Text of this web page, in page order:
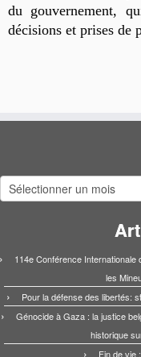
du gouvernement,
décisions et prises de
Archives
114e Conférence Internationale
les
Pour la défense des libertés:
Génocide à Gaza : la justice
historique
Fin de vie